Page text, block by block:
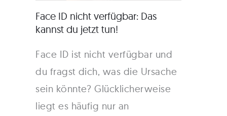
Face ID nicht verfügbar: Das
kannst du jetzt tun!
Face ID ist nicht verfügbar und
du fragst dich, was die Ursache
sein könnte? Glücklicherweise
liegt es häufig nur an